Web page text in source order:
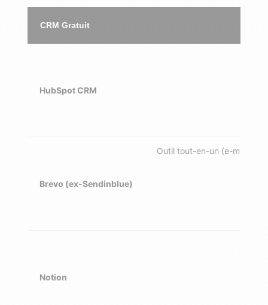
CRM Gratuit
HubSpot CRM
Brevo (ex-Sendinblue)
Outil tout-en-un (e-mailing,
Notion